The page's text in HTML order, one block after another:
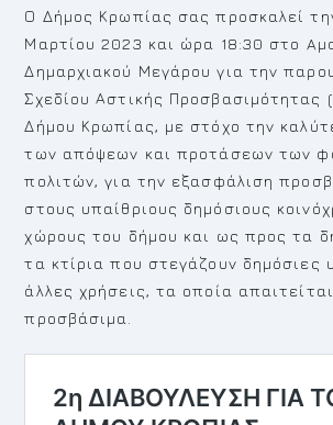
Ο Δήμος Κρωπίας σας προσκαλεί
Μαρτίου 2023 και ώρα 18:30 στο
Δημαρχιακού Μεγάρου για την
Σχεδίου Αστικής Προσβασιμότητας
Δήμου Κρωπίας, με στόχο την
των απόψεων και προτάσεων των
πολιτών, για την εξασφάλιση
στους υπαίθριους δημόσιους
χώρους του δήμου και ως προς τα
τα κτίρια που στεγάζουν δημόσιες
άλλες χρήσεις, τα οποία
προσβάσιμα.